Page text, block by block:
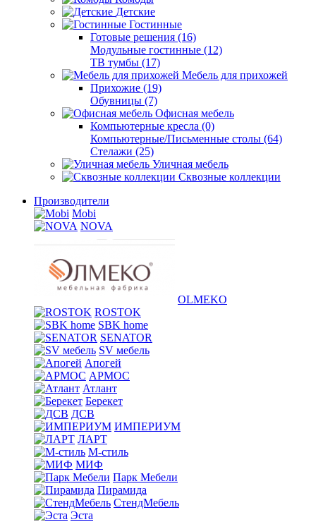
Детские
Гостинные
Готовые решения (16)
Модульные гостинные (12)
ТВ тумбы (17)
Мебель для прихожей
Прихожие (19)
Обувницы (7)
Офисная мебель
Компьютерные кресла (0)
Компьютерные/Письменные столы (64)
Стелажи (25)
Уличная мебель
Сквозные коллекции
Производители
Mobi
NOVA
OLMEKO
ROSTOK
SBK home
SENATOR
SV мебель
Апогей
АРМОС
Атлант
Берекет
ДСВ
ИМПЕРИУМ
ЛАРТ
М-стиль
МИФ
Парк Мебели
Пирамида
СтендМебель
Эста